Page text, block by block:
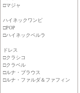
□マジャ
ハイネックワンピ
□POP
□ハイネックペルラ
ドレス
□クラシコ
□クラベル
□ルナ・ブラウス
□ルナ・ファルダ＆ファフィン